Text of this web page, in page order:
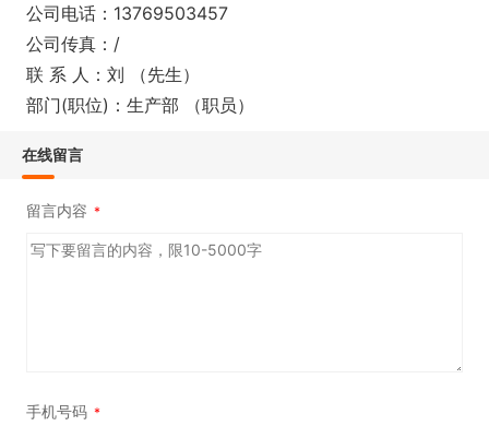
公司电话：13769503457
公司传真：/
联 系 人：刘 （先生）
部门(职位)：生产部 （职员）
在线留言
留言内容 *
手机号码 *